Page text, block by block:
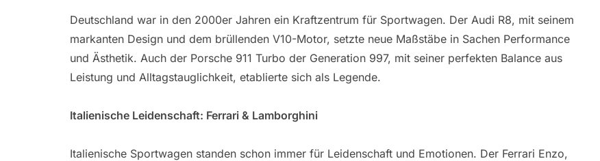
Deutschland war in den 2000er Jahren ein Kraftzentrum für Sportwagen. Der Audi R8, mit seinem
markanten Design und dem brüllenden V10-Motor, setzte neue Maßstäbe in Sachen Performance
und Ästhetik. Auch der Porsche 911 Turbo der Generation 997, mit seiner perfekten Balance aus
Leistung und Alltagstauglichkeit, etablierte sich als Legende.
Italienische Leidenschaft: Ferrari & Lamborghini
Italienische Sportwagen standen schon immer für Leidenschaft und Emotionen. Der Ferrari Enzo,